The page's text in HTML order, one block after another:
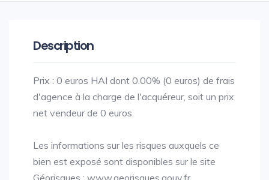
Description
Prix : 0 euros HAI dont 0.00% (0 euros) de frais
d'agence à la charge de l'acquéreur, soit un prix
net vendeur de 0 euros.
Les informations sur les risques auxquels ce
bien est exposé sont disponibles sur le site
Géorisques : www.georisques.gouv.fr